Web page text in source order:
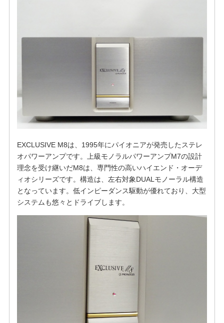
EXCLUSIVE M8は、1995年にパイオニアが発売したステレ
オパワーアンプです。上級モノラルパワーアンプM7の設計
理念を受け継いだM8は、専門性の高いハイエンド・オーデ
ィオシリーズです。構造は、左右対象DUALモノーラル構造
となっています。低インピーダンス駆動が優れており、大型
システムも悠々とドライブします。